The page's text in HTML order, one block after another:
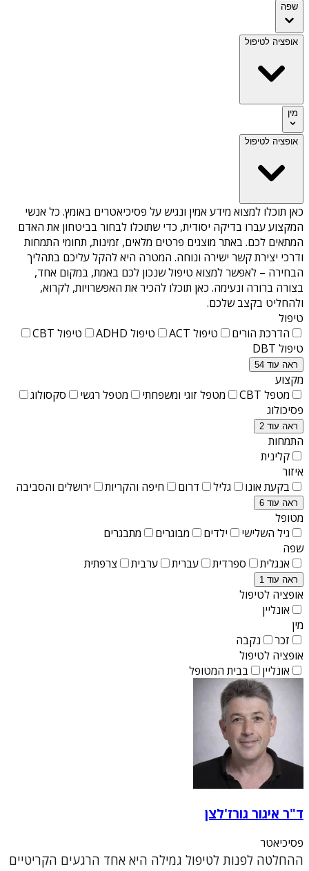
שפה
אופציה לטיפול
מין
אופציה לטיפול
כאן תוכלו למצוא מידע אמין ונגיש על פסיכיאטרים באומץ. כל אנשי
המקצוע עברו בדיקה יסודית, כדי שתוכלו לבחור בביטחון את האדם
המתאים לכם. באתר מוצגים פרטים מלאים, זמינות, תחומי התמחות
ודרכי יצירת קשר ישירה ונוחה. המטרה היא להקל עליכם בתהליך
הבחירה – לאפשר למצוא טיפול שנכון לכם באמת, במקום אחד,
בצורה ברורה ונעימה. כאן תוכלו להכיר את האפשרויות, לקרוא,
ולהחליט בקצב שלכם.
טיפול
הדרכת הורים
טיפול ACT טיפול ADHD
טיפול CBT
טיפול DBT
ראה עוד 54
מקצוע
מטפל CBT
מטפל זוגי ומשפחתי מטפל רגשי
סקסולוג
פסיכולוג
ראה עוד 2
התמחות
קלינית
איזור
בקעת אונו
גליל דרום חיפה והקריות ירושלים והסביבה
ראה עוד 6
מטופל
גיל השלישי
ילדים מבוגרים
מתבגרים
שפה
אנגלית
ספרדית עברית ערבית צרפתית
ראה עוד 1
אופציה לטיפול
אונליין
מין
זכר
נקבה
אופציה לטיפול
אונליין
בבית המטופל
ד"ר איגור גורז'לצן
פסיכיאטר
ההחלטה לפנות לטיפול גמילה היא אחד הרגעים הקריטיים